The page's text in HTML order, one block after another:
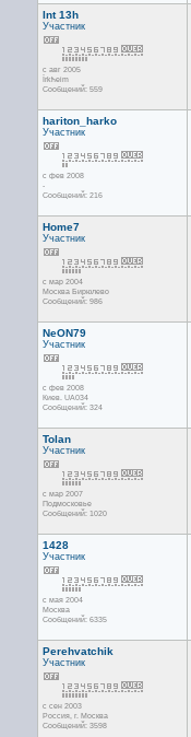
Int 13h
Участник
с авг 2005
Їrkћeim
Сообщений: 559
hariton_harko
Участник
с фев 2008
-
Сообщений: 216
Home7
Участник
с мар 2004
Москва Бирюлево
Сообщений: 986
NeON79
Участник
с фев 2008
Киев. UA034
Сообщений: 324
Tolan
Участник
с мар 2007
Подмосковье
Сообщений: 1020
1428
Участник
с мая 2004
Москва
Сообщений: 6335
Perehvatchik
Участник
с сен 2003
Россия, г. Москва
Сообщений: 3598